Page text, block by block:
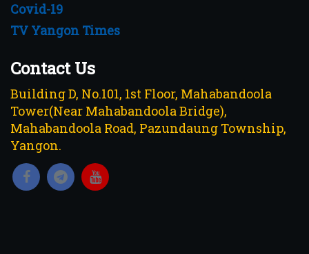
Covid-19
TV Yangon Times
Contact Us
Building D, No.101, 1st Floor, Mahabandoola
Tower(Near Mahabandoola Bridge),
Mahabandoola Road, Pazundaung Township,
Yangon.